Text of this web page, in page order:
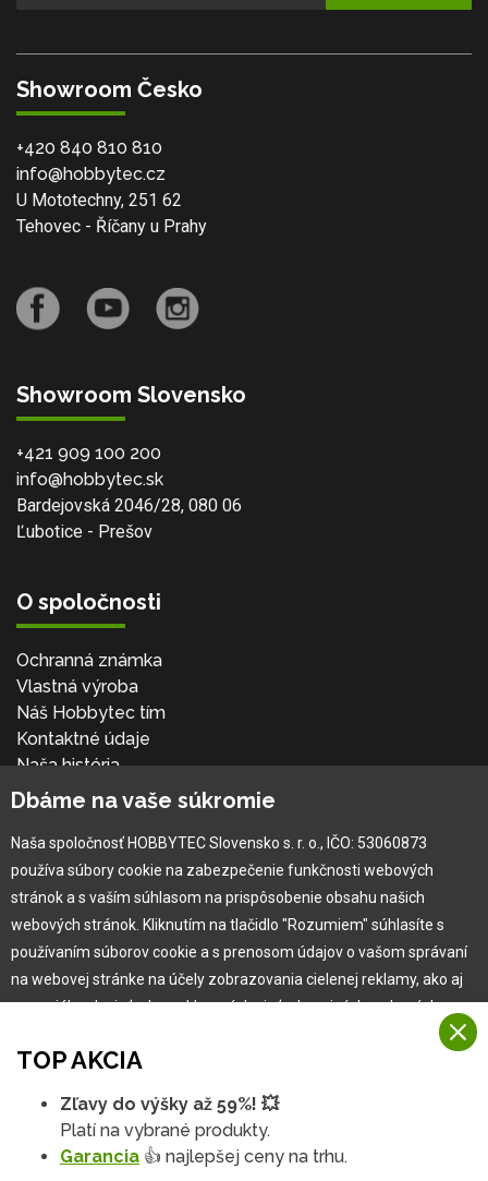
Showroom Česko
+420 840 810 810
info@hobbytec.cz
U Mototechny, 251 62
Tehovec - Říčany u Prahy
Showroom Slovensko
+421 909 100 200
info@hobbytec.sk
Bardejovská 2046/28, 080 06
Ľubotice - Prešov
O spoločnosti
Ochranná známka
Vlastná výroba
Náš Hobbytec tím
Kontaktné údaje
Naša história
Kariéra
Pre zákazníka
Garancia najlepšej ceny
Užívateľský manuál
Obchodné podmienky
Zákazník & partner
Novinky
TOP AKCIA
Zľavy do výšky až 59%! 💥
Platí na vybrané produkty.
Garancia 👍 najlepšej ceny na trhu.
Dbáme na vaše súkromie
Naša spoločnosť HOBBYTEC Slovensko s. r. o., IČO: 53060873
používa súbory cookie na zabezpečenie funkčnosti webových
stránok a s vaším súhlasom na prispôsobenie obsahu našich
webových stránok. Kliknutím na tlačidlo "Rozumiem" súhlasíte s
používaním súborov cookie a s prenosom údajov o vašom správaní
na webovej stránke na účely zobrazovania cielenej reklamy, ako aj
na sociálnych sieťach a reklamných sieťach na iných webových
Viac informácií
Na našich webových stránkach používame niekoľko kategórií
Rozumiem